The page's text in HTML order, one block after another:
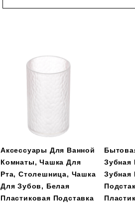
Аксессуары Для Ванной
Комнаты, Чашка Для
Рта, Столешница, Чашка
Для Зубов, Белая
Пластиковая Подставка
Зубная
Зубная